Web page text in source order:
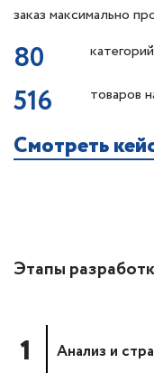
заказ максимально
80
516 товаров
Смотреть
Этапы
1 Анализ и